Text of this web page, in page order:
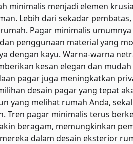
minimalis menjadi elemen
Lebih dari sekadar
Pagar minimalis
penggunaan material yang
dengan kayu. Warna-warna
kesan elegan dan
pagar juga meningkatkan
desain pagar yang tepat
yang melihat rumah Anda,
Tren pagar minimalis terus
beragam, memungkinkan
dalam desain eksterior